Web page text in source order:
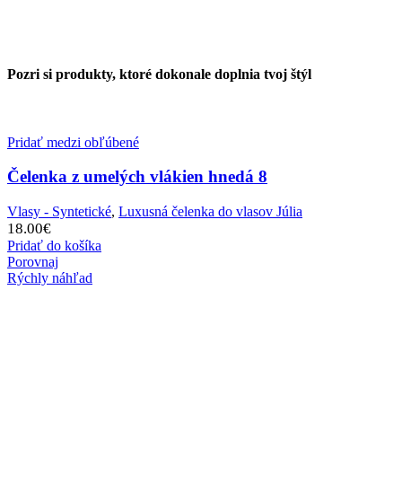
Pozri si produkty, ktoré dokonale doplnia tvoj štýl
Pridať medzi obľúbené
Čelenka z umelých vlákien hnedá 8
Vlasy - Syntetické, Luxusná čelenka do vlasov Júlia
18.00€
Pridať do košíka
Porovnaj
Rýchly náhľad